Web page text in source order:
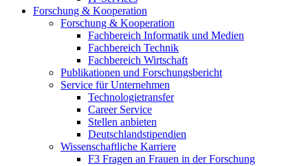
Forschung & Kooperation
Forschung & Kooperation
Fachbereich Informatik und Medien
Fachbereich Technik
Fachbereich Wirtschaft
Publikationen und Forschungsbericht
Service für Unternehmen
Technologietransfer
Career Service
Stellen anbieten
Deutschlandstipendien
Wissenschaftliche Karriere
F3 Fragen an Frauen in der Forschung